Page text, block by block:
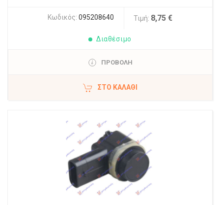
Κωδικός: 095208640 Τιμή: 8,75 €
Διαθέσιμο
ΠΡΟΒΟΛΗ
ΣΤΟ ΚΑΛΆΘΙ